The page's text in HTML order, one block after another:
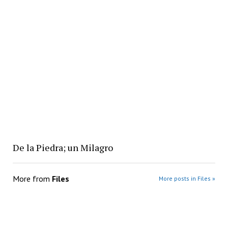
De la Piedra; un Milagro
More from Files More posts in Files »